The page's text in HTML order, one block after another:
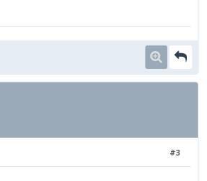
#3